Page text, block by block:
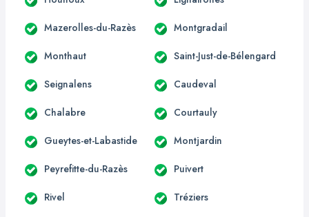
Mazerolles-du-Razès Montgradail
Monthaut Saint-Just-de-Bélengard
Seignalens Caudeval
Chalabre Courtauly
Gueytes-et-Labastide Montjardin
Peyrefitte-du-Razès Puivert
Rivel Tréziers